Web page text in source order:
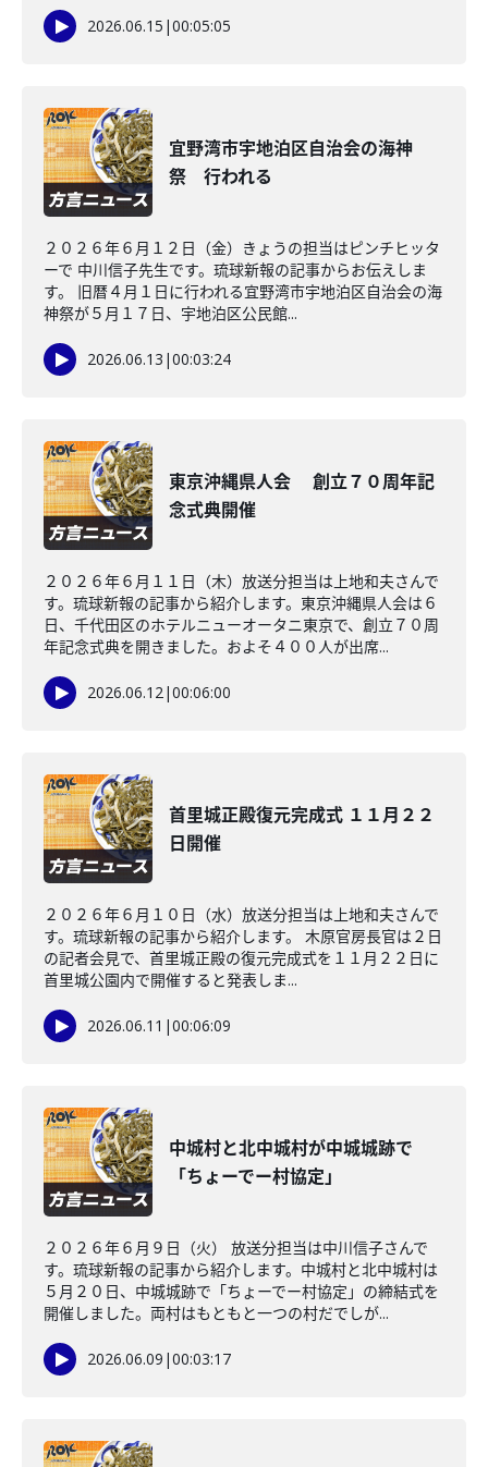
2026.06.15 |00:05:05
宜野湾市宇地泊区自治会の海神
祭 行われる
２０２６年６月１２日（金）きょうの担当はピンチヒッタ
ーで 中川信子先生です。琉球新報の記事からお伝えしま
す。 旧暦４月１日に行われる宜野湾市宇地泊区自治会の海
神祭が５月１７日、宇地泊区公民館...
2026.06.13 |00:03:24
東京沖縄県人会 創立７０周年記
念式典開催
２０２６年６月１１日（木）放送分担当は上地和夫さんで
す。琉球新報の記事から紹介します。東京沖縄県人会は６
日、千代田区のホテルニューオータニ東京で、創立７０周
年記念式典を開きました。およそ４００人が出席...
2026.06.12|00:06:00
首里城正殿復元完成式 １１月２２
日開催
２０２６年６月１０日（水）放送分担当は上地和夫さんで
す。琉球新報の記事から紹介します。 木原官房長官は２日
の記者会見で、首里城正殿の復元完成式を１１月２２日に
首里城公園内で開催すると発表しま...
2026.06.11 |00:06:09
中城村と北中城村が中城城跡で
「ちょーでー村協定」
２０２６年６月９日（火） 放送分担当は中川信子さんで
す。琉球新報の記事から紹介します。中城村と北中城村は
５月２０日、中城城跡で「ちょーでー村協定」の締結式を
開催しました。両村はもともと一つの村だでしが...
2026.06.09 |00:03:17